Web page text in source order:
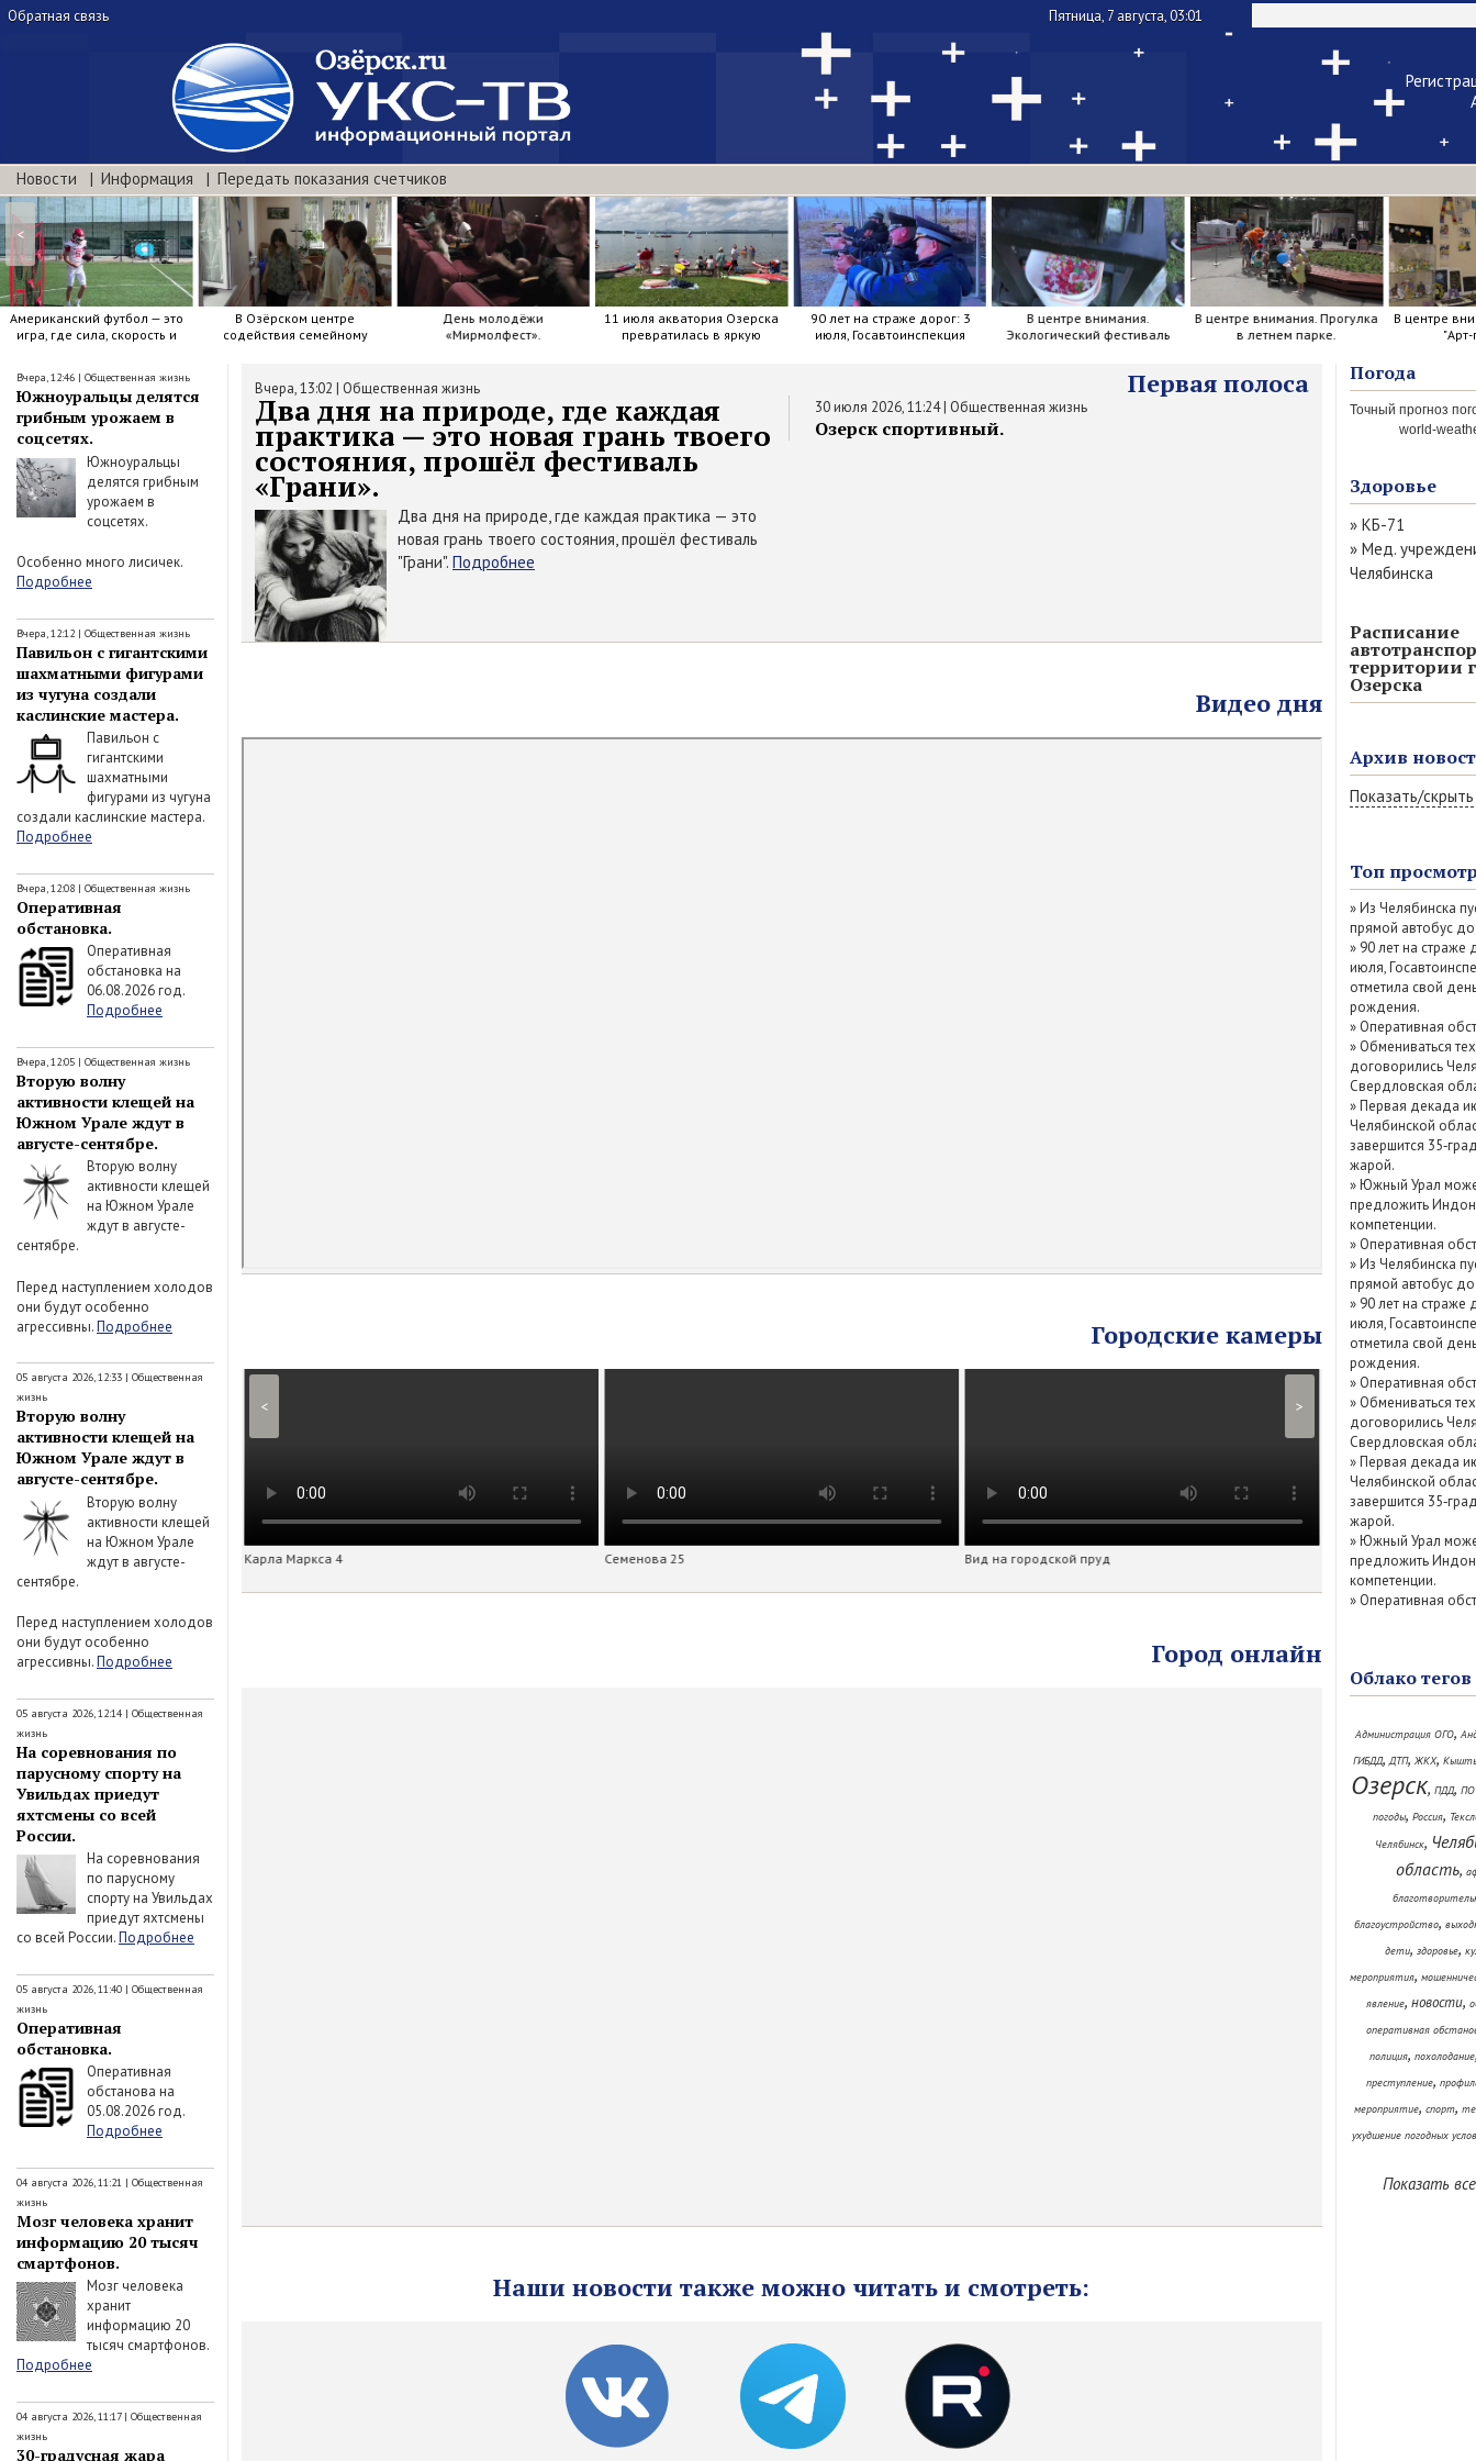
Обратная связь Пятница, 7 августа, 03:01
Чужой
Напомнить
Новости Информация Передать показания счетчиков
Американский футбол — это
игра, где сила, скорость и
В Озёрском центре
содействия семейному
День молодёжи
«Мирмолфест».
11 июля акватория Озерска
превратилась в яркую
90 лет на страже дорог: 3
июля, Госавтоинспекция
В центре внимания.
Экологический фестиваль
В центре внимания. Прогулка
в летнем парке.
В центре
<
Вчера, 12:46 | Общественная жизнь
Южноуральцы делятся
грибным урожаем в
соцсетях.
Южноуральцы
делятся грибным
урожаем в
соцсетях.
Особенно много лисичек.
Подробнее
Вчера, 12:12 | Общественная жизнь
Павильон с гигантскими
шахматными фигурами
из чугуна создали
каслинские мастера.
Павильон с
гигантскими
шахматными
фигурами из чугуна
создали каслинские мастера.
Подробнее
Вчера, 12:08 | Общественная жизнь
Оперативная
обстановка.
Оперативная
обстановка на
06.08.2026 год.
Подробнее
Вчера, 12:05 | Общественная жизнь
Вторую волну
активности клещей на
Южном Урале ждут в
августе-сентябре.
Вторую волну
активности клещей
на Южном Урале
ждут в августе-
сентябре.
Перед наступлением холодов
они будут особенно
агрессивны.Подробнее
05 августа 2026, 12:33 | Общественная
жизнь
Вторую волну
активности клещей на
Южном Урале ждут в
августе-сентябре.
Вторую волну
активности клещей
на Южном Урале
ждут в августе-
сентябре.
Перед наступлением холодов
они будут особенно
агрессивны.Подробнее
05 августа 2026, 12:14 | Общественная
жизнь
На соревнования по
парусному спорту на
Увильдах приедут
яхтсмены со всей
России.
На соревнования
по парусному
спорту на Увильдах
приедут яхтсмены
со всей России.Подробнее
05 августа 2026, 11:40 | Общественная
жизнь
Оперативная
обстановка.
Оперативная
обстанова на
05.08.2026 год.
Подробнее
04 августа 2026, 11:21 | Общественная
жизнь
Мозг человека хранит
информацию 20 тысяч
смартфонов.
Мозг человека
хранит
информацию 20
тысяч смартфонов.
Подробнее
04 августа 2026, 11:17| Общественная
жизнь
30-градусная жара
Вчера, 13:02 | Общественная жизнь
Два дня на природе, где каждая
практика — это новая грань твоего
состояния, прошёл фестиваль
«Грани».
Два дня на природе, где каждая практика — это
новая грань твоего состояния, прошёл фестиваль
"Грани". Подробнее
Первая полоса
30 июля 2026, 11:24| Общественная жизнь
Озерск спортивный.
Видео дня
Городские камеры
Карла Маркса 4 Семенова 25 Вид на городской пруд Иртяшская 2
< >
Город онлайн
Наши новости также можно читать и смотреть:
Погода
world-
Здоровье
» КБ-71
» Мед.
Челябинска
Расписание
территории
Озерска
Архив
Показать/скрыть
Июль 2026 (77)
Июнь 2026 (52)
Май 2026 (69)
Апрель 2026
Март 2026 (79)
Показать /
архив
Топ
»Из Челябинска
прямой автобус
» 90 лет на страже
июля,
отметила свой
рождения.
» Оперативная
» Обмениваться
договорились
Свердловская
»Первая декада
Челябинской
завершится
жарой.
»Южный Урал
предложить
компетенции.
» Оперативная
»Из Челябинска
прямой автобус
» 90 лет на страже
июля,
отметила свой
рождения.
» Оперативная
» Обмениваться
договорились
Свердловская
»Первая декада
Челябинской
завершится
жарой.
»Южный Урал
предложить
компетенции.
» Оперативная
Облако тегов
Администрация ОГО,
ГИБДД,ДТП, ЖКХ,
Озерск, ПДД, ПО
погоды, Россия,
Челябинск,
область,
благоустройство,
дети, здоровье,
мероприятия,
явление, новости,
оперативная
полиция, похолодание
преступление,
мероприятие, спорт,
ухудшение погодных
Показать